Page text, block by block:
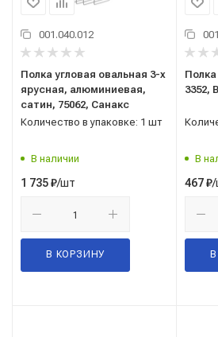
001.040.012
Полка угловая овальная 3-х
ярусная, алюминиевая,
сатин, 75062, Санакс
Количество в упаковке: 1 шт
В наличии
1 735₽/шт
В КОРЗИНУ
3352,
В
467₽